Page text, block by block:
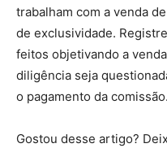
trabalham com a venda
de exclusividade.
feitos objetivando a
diligência seja
o pagamento da comissão.
Gostou desse artigo?